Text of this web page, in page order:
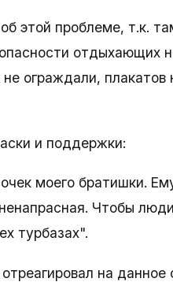
этой проблеме, т.к.
отдыхающих
ограждали, плакатов
и поддержки:
моего братишки.
Чтобы
турбазах".
на